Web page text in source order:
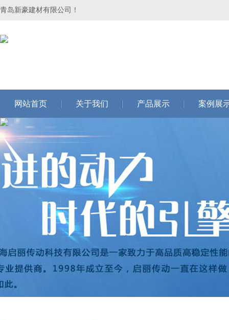
青岛新豪建材有限公司！
网站首页 关于我们 产品展示 案例展